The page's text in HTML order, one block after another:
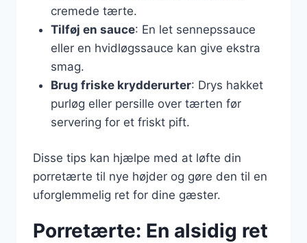
cremede tærte.
Tilføj en sauce: En let sennepssauce
eller en hvidløgssauce kan give ekstra
smag.
Brug friske krydderurter: Drys hakket
purløg eller persille over tærten før
servering for et friskt pift.
Disse tips kan hjælpe med at løfte din
porretærte til nye højder og gøre den til en
uforglemmelig ret for dine gæster.
Porretærte: En alsidig ret